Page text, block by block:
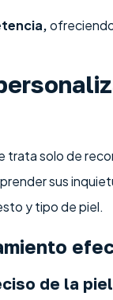
trata solo de
sus
y tipo de piel.
de la